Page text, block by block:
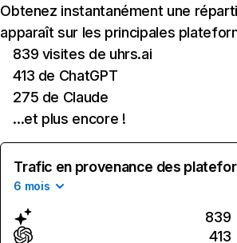
Obtenez instantanément une
apparaît sur les principales
839 visites de uhrs.ai
413 de ChatGPT
275 de Claude
...et plus encore !
Trafic en provenance des
6 mois
839
413